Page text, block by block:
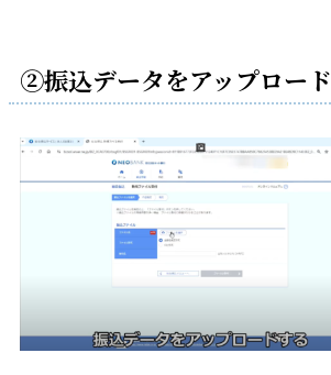
②振込データをアップロード